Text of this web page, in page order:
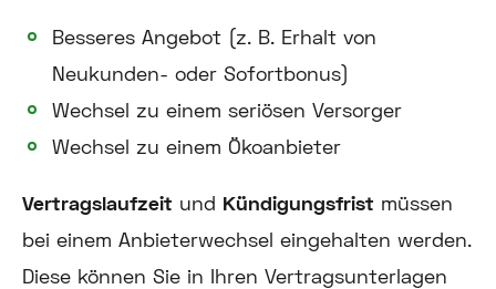
Besseres Angebot (z. B. Erhalt von
Neukunden- oder Sofortbonus)
Wechsel zu einem seriösen Versorger
Wechsel zu einem Ökoanbieter
Vertragslaufzeit und Kündigungsfrist müssen
bei einem Anbieterwechsel eingehalten werden.
Diese können Sie in Ihren Vertragsunterlagen